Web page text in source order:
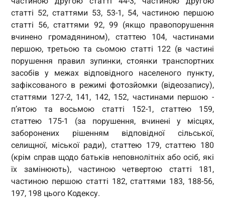
статті 52, статтями 53, 53-1, 54, частиною першою
статті 56, статтями 92, 99 (якщо правопорушення
вчинено громадянином), статтею 104, частинами
першою, третьою та сьомою статті 122 (в частині
порушення правил зупинки, стоянки транспортних
засобів у межах відповідного населеного пункту,
зафіксованого в режимі фотозйомки (відеозапису),
статтями 127-2, 141, 142, 152, частинами першою -
п’ятою та восьмою статті 152-1, статтею 159,
статтею 175-1 (за порушення, вчинені у місцях,
заборонених рішенням відповідної сільської,
селищної, міської ради), статтею 179, статтею 180
(крім справ щодо батьків неповнолітніх або осіб, які
їх замінюють), частиною четвертою статті 181,
частиною першою статті 182, статтями 183, 188-56,
197, 198 цього Кодексу.